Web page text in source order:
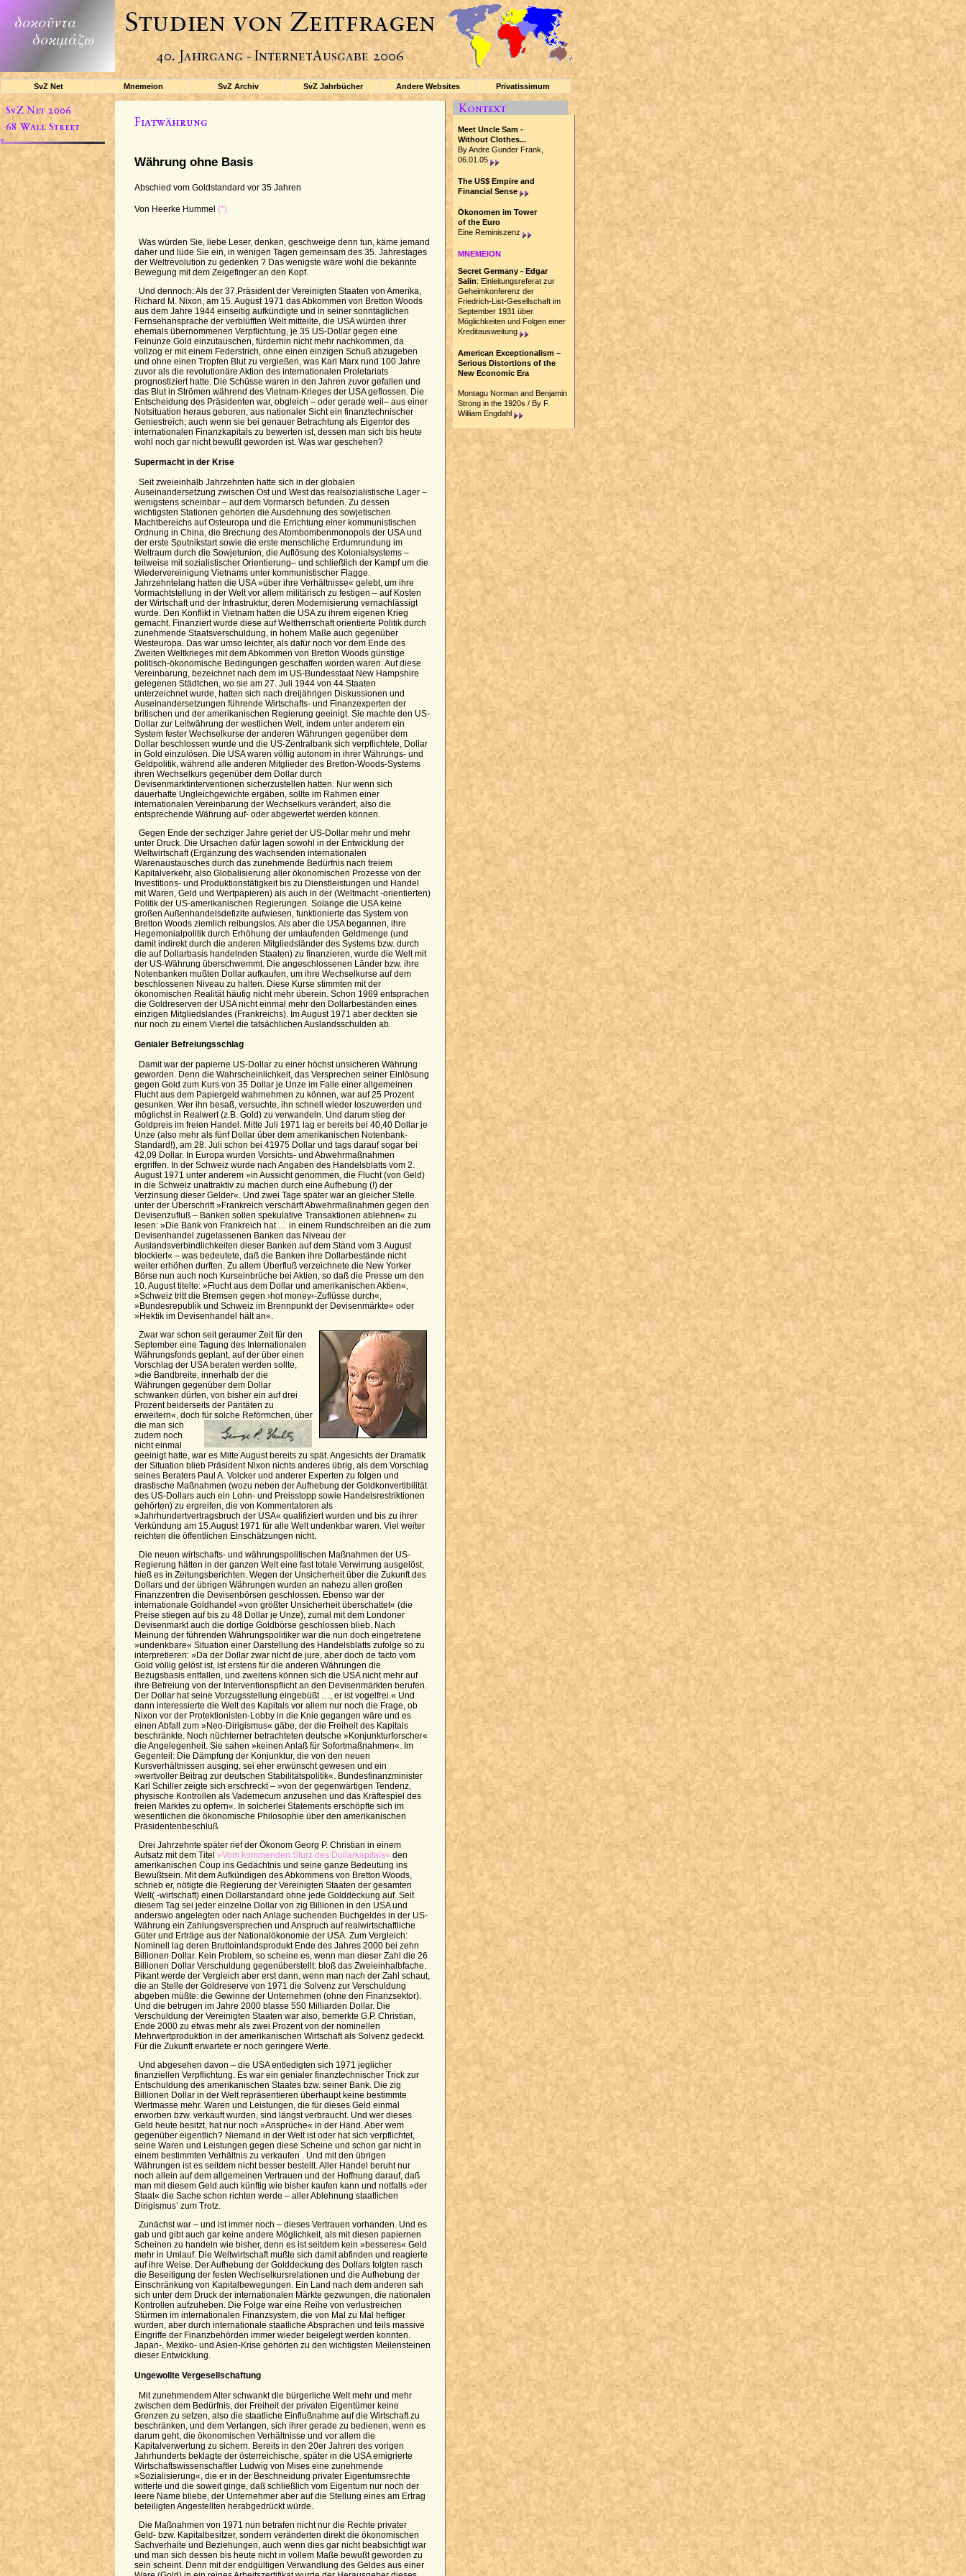
SvZ Net Mnemeion SvZ Archiv SvZ Jahrbücher Andere Websites Privatissimum
Währung ohne Basis
Abschied vom Goldstandard vor 35 Jahren
Von Heerke Hummel (*)
Was würden Sie, liebe Leser, denken, geschweige denn tun, käme jemand
daher und lüde Sie ein, in wenigen Tagen gemeinsam des 35. Jahrestages
der Weltrevolution zu gedenken ? Das wenigste wäre wohl die bekannte
Bewegung mit dem Zeigefinger an den Kopf.
Und dennoch: Als der 37.Präsident der Vereinigten Staaten von Amerika,
Richard M. Nixon, am 15. August 1971 das Abkommen von Bretton Woods
aus dem Jahre 1944 einseitig aufkündigte und in seiner sonntäglichen
Fernsehansprache der verblüfften Welt mitteilte, die USA würden ihrer
ehemals übernommenen Verpflichtung, je 35 US-Dollar gegen eine
Feinunze Gold einzutauschen, fürderhin nicht mehr nachkommen, da
vollzog er mit einem Federstrich, ohne einen einzigen Schuß abzugeben
und ohne einen Tropfen Blut zu vergießen, was Karl Marx rund 100 Jahre
zuvor als die revolutionäre Aktion des internationalen Proletariats
prognostiziert hatte. Die Schüsse waren in den Jahren zuvor gefallen und
das Blut in Strömen während des Vietnam-Krieges der USA geflossen. Die
Entscheidung des Präsidenten war, obgleich – oder gerade weil– aus einer
Notsituation heraus geboren, aus nationaler Sicht ein finanztechnischer
Geniestreich; auch wenn sie bei genauer Betrachtung als Eigentor des
internationalen Finanzkapitals zu bewerten ist, dessen man sich bis heute
wohl noch gar nicht bewußt geworden ist. Was war geschehen?
Supermacht in der Krise
Seit zweieinhalb Jahrzehnten hatte sich in der globalen
Auseinandersetzung zwischen Ost und West das realsozialistische Lager –
wenigstens scheinbar – auf dem Vormarsch befunden. Zu dessen
wichtigsten Stationen gehörten die Ausdehnung des sowjetischen
Machtbereichs auf Osteuropa und die Errichtung einer kommunistischen
Ordnung in China, die Brechung des Atombombenmonopols der USA und
der erste Sputnikstart sowie die erste menschliche Erdumrundung im
Weltraum durch die Sowjetunion, die Auflösung des Kolonialsystems –
teilweise mit sozialistischer Orientierung– und schließlich der Kampf um die
Wiedervereinigung Vietnams unter kommunistischer Flagge.
Jahrzehntelang hatten die USA »über ihre Verhältnisse« gelebt, um ihre
Vormachtstellung in der Welt vor allem militärisch zu festigen – auf Kosten
der Wirtschaft und der Infrastruktur, deren Modernisierung vernachlässigt
wurde. Den Konflikt in Vietnam hatten die USA zu ihrem eigenen Krieg
gemacht. Finanziert wurde diese auf Weltherrschaft orientierte Politik durch
zunehmende Staatsverschuldung, in hohem Maße auch gegenüber
Westeuropa. Das war umso leichter, als dafür noch vor dem Ende des
Zweiten Weltkrieges mit dem Abkommen von Bretton Woods günstige
politisch-ökonomische Bedingungen geschaffen worden waren. Auf diese
Vereinbarung, bezeichnet nach dem im US-Bundesstaat New Hampshire
gelegenen Städtchen, wo sie am 27. Juli 1944 von 44 Staaten
unterzeichnet wurde, hatten sich nach dreijährigen Diskussionen und
Auseinandersetzungen führende Wirtschafts- und Finanzexperten der
britischen und der amerikanischen Regierung geeinigt. Sie machte den US-
Dollar zur Leitwährung der westlichen Welt, indem unter anderem ein
System fester Wechselkurse der anderen Währungen gegenüber dem
Dollar beschlossen wurde und die US-Zentralbank sich verpflichtete, Dollar
in Gold einzulösen. Die USA waren völlig autonom in ihrer Währungs- und
Geldpolitik, während alle anderen Mitglieder des Bretton-Woods-Systems
ihren Wechselkurs gegenüber dem Dollar durch
Devisenmarktinterventionen sicherzustellen hatten. Nur wenn sich
dauerhafte Ungleichgewichte ergäben, sollte im Rahmen einer
internationalen Vereinbarung der Wechselkurs verändert, also die
entsprechende Währung auf- oder abgewertet werden können.
Gegen Ende der sechziger Jahre geriet der US-Dollar mehr und mehr
unter Druck. Die Ursachen dafür lagen sowohl in der Entwicklung der
Weltwirtschaft (Ergänzung des wachsenden internationalen
Warenaustausches durch das zunehmende Bedürfnis nach freiem
Kapitalverkehr, also Globalisierung aller ökonomischen Prozesse von der
Investitions- und Produktionstätigkeit bis zu Dienstleistungen und Handel
mit Waren, Geld und Wertpapieren) als auch in der (Weltmacht -orientierten)
Politik der US-amerikanischen Regierungen. Solange die USA keine
großen Außenhandelsdefizite aufwiesen, funktionierte das System von
Bretton Woods ziemlich reibungslos. Als aber die USA begannen, ihre
Hegemonialpolitik durch Erhöhung der umlaufenden Geldmenge (und
damit indirekt durch die anderen Mitgliedsländer des Systems bzw. durch
die auf Dollarbasis handelnden Staaten) zu finanzieren, wurde die Welt mit
der US-Währung überschwemmt. Die angeschlossenen Länder bzw. ihre
Notenbanken mußten Dollar aufkaufen, um ihre Wechselkurse auf dem
beschlossenen Niveau zu halten. Diese Kurse stimmten mit der
ökonomischen Realität häufig nicht mehr überein. Schon 1969 entsprachen
die Goldreserven der USA nicht einmal mehr den Dollarbeständen eines
einzigen Mitgliedslandes (Frankreichs). Im August 1971 aber deckten sie
nur noch zu einem Viertel die tatsächlichen Auslandsschulden ab.
Genialer Befreiungsschlag
Damit war der papierne US-Dollar zu einer höchst unsicheren Währung
geworden. Denn die Wahrscheinlichkeit, das Versprechen seiner Einlösung
gegen Gold zum Kurs von 35 Dollar je Unze im Falle einer allgemeinen
Flucht aus dem Papiergeld wahrnehmen zu können, war auf 25 Prozent
gesunken. Wer ihn besaß, versuchte, ihn schnell wieder loszuwerden und
möglichst in Realwert (z.B. Gold) zu verwandeln. Und darum stieg der
Goldpreis im freien Handel. Mitte Juli 1971 lag er bereits bei 40,40 Dollar je
Unze (also mehr als fünf Dollar über dem amerikanischen Notenbank-
Standard!), am 28. Juli schon bei 41975 Dollar und tags darauf sogar bei
42,09 Dollar. In Europa wurden Vorsichts- und Abwehrmaßnahmen
ergriffen. In der Schweiz wurde nach Angaben des Handelsblatts vom 2.
August 1971 unter anderem »in Aussicht genommen, die Flucht (von Geld)
in die Schweiz unattraktiv zu machen durch eine Aufhebung (!) der
Verzinsung dieser Gelder«. Und zwei Tage später war an gleicher Stelle
unter der Überschrift »Frankreich verschärft Abwehrmaßnahmen gegen den
Devisenzufluß – Banken sollen spekulative Transaktionen ablehnen« zu
lesen: »Die Bank von Frankreich hat … in einem Rundschreiben an die zum
Devisenhandel zugelassenen Banken das Niveau der
Auslandsverbindlichkeiten dieser Banken auf dem Stand vom 3.August
blockiert« – was bedeutete, daß die Banken ihre Dollarbestände nicht
weiter erhöhen durften. Zu allem Überfluß verzeichnete die New Yorker
Börse nun auch noch Kurseinbrüche bei Aktien, so daß die Presse um den
10. August titelte: »Flucht aus dem Dollar und amerikanischen Aktien«,
»Schweiz tritt die Bremsen gegen ›hot money‹-Zuflüsse durch«,
»Bundesrepublik und Schweiz im Brennpunkt der Devisenmärkte« oder
»Hektik im Devisenhandel hält an«.
Zwar war schon seit geraumer Zeit für den
September eine Tagung des Internationalen
Währungsfonds geplant, auf der über einen
Vorschlag der USA beraten werden sollte,
»die Bandbreite, innerhalb der die
Währungen gegenüber dem Dollar
schwanken dürfen, von bisher ein auf drei
Prozent beiderseits der Paritäten zu
erweitern«, doch für solche Reförmchen, über
die man sich
zudem noch
nicht einmal
geeinigt hatte, war es Mitte August bereits zu spät. Angesichts der Dramatik
der Situation blieb Präsident Nixon nichts anderes übrig, als dem Vorschlag
seines Beraters Paul A. Volcker und anderer Experten zu folgen und
drastische Maßnahmen (wozu neben der Aufhebung der Goldkonvertibilität
des US-Dollars auch ein Lohn- und Preisstopp sowie Handelsrestriktionen
gehörten) zu ergreifen, die von Kommentatoren als
»Jahrhundertvertragsbruch der USA« qualifiziert wurden und bis zu ihrer
Verkündung am 15.August 1971 für alle Welt undenkbar waren. Viel weiter
reichten die öffentlichen Einschätzungen nicht.
Die neuen wirtschafts- und währungspolitischen Maßnahmen der US-
Regierung hätten in der ganzen Welt eine fast totale Verwirrung ausgelöst,
hieß es in Zeitungsberichten. Wegen der Unsicherheit über die Zukunft des
Dollars und der übrigen Währungen wurden an nahezu allen großen
Finanzzentren die Devisenbörsen geschlossen. Ebenso war der
internationale Goldhandel »von größter Unsicherheit überschattet« (die
Preise stiegen auf bis zu 48 Dollar je Unze), zumal mit dem Londoner
Devisenmarkt auch die dortige Goldbörse geschlossen blieb. Nach
Meinung der führenden Währungspolitiker war die nun doch eingetretene
»undenkbare« Situation einer Darstellung des Handelsblatts zufolge so zu
interpretieren: »Da der Dollar zwar nicht de jure, aber doch de facto vom
Gold völlig gelöst ist, ist erstens für die anderen Währungen die
Bezugsbasis entfallen, und zweitens können sich die USA nicht mehr auf
ihre Befreiung von der Interventionspflicht an den Devisenmärkten berufen.
Der Dollar hat seine Vorzugsstellung eingebüßt …, er ist vogelfrei.« Und
dann interessierte die Welt des Kapitals vor allem nur noch die Frage, ob
Nixon vor der Protektionisten-Lobby in die Knie gegangen wäre und es
einen Abfall zum »Neo-Dirigismus« gäbe, der die Freiheit des Kapitals
beschränkte. Noch nüchterner betrachteten deutsche »Konjunkturforscher«
die Angelegenheit. Sie sahen »keinen Anlaß für Sofortmaßnahmen«. Im
Gegenteil: Die Dämpfung der Konjunktur, die von den neuen
Kursverhältnissen ausging, sei eher erwünscht gewesen und ein
»wertvoller Beitrag zur deutschen Stabilitätspolitik«. Bundesfinanzminister
Karl Schiller zeigte sich erschreckt – »von der gegenwärtigen Tendenz,
physische Kontrollen als Vademecum anzusehen und das Kräftespiel des
freien Marktes zu opfern«. In solcherlei Statements erschöpfte sich im
wesentlichen die ökonomische Philosophie über den amerikanischen
Präsidentenbeschluß.
Drei Jahrzehnte später rief der Ökonom Georg P. Christian in einem
Aufsatz mit dem Titel »Vom kommenden Sturz des Dollarkapitals« den
amerikanischen Coup ins Gedächtnis und seine ganze Bedeutung ins
Bewußtsein. Mit dem Aufkündigen des Abkommens von Bretton Woods,
schrieb er, nötigte die Regierung der Vereinigten Staaten der gesamten
Welt( -wirtschaft) einen Dollarstandard ohne jede Golddeckung auf. Seit
diesem Tag sei jeder einzelne Dollar von zig Billionen in den USA und
anderswo angelegten oder nach Anlage suchenden Buchgeldes in der US-
Währung ein Zahlungsversprechen und Anspruch auf realwirtschaftliche
Güter und Erträge aus der Nationalökonomie der USA. Zum Vergleich:
Nominell lag deren Bruttoinlandsprodukt Ende des Jahres 2000 bei zehn
Billionen Dollar. Kein Problem, so scheine es, wenn man dieser Zahl die 26
Billionen Dollar Verschuldung gegenüberstellt: bloß das Zweieinhalbfache.
Pikant werde der Vergleich aber erst dann, wenn man nach der Zahl schaut,
die an Stelle der Goldreserve von 1971 die Solvenz zur Verschuldung
abgeben müßte: die Gewinne der Unternehmen (ohne den Finanzsektor).
Und die betrugen im Jahre 2000 blasse 550 Milliarden Dollar. Die
Verschuldung der Vereinigten Staaten war also, bemerkte G.P. Christian,
Ende 2000 zu etwas mehr als zwei Prozent von der nominellen
Mehrwertproduktion in der amerikanischen Wirtschaft als Solvenz gedeckt.
Für die Zukunft erwartete er noch geringere Werte.
Und abgesehen davon – die USA entledigten sich 1971 jeglicher
finanziellen Verpflichtung. Es war ein genialer finanztechnischer Trick zur
Entschuldung des amerikanischen Staates bzw. seiner Bank. Die zig
Billionen Dollar in der Welt repräsentieren überhaupt keine bestimmte
Wertmasse mehr. Waren und Leistungen, die für dieses Geld einmal
erworben bzw. verkauft wurden, sind längst verbraucht. Und wer dieses
Geld heute besitzt, hat nur noch »Ansprüche« in der Hand. Aber wem
gegenüber eigentlich? Niemand in der Welt ist oder hat sich verpflichtet,
seine Waren und Leistungen gegen diese Scheine und schon gar nicht in
einem bestimmten Verhältnis zu verkaufen . Und mit den übrigen
Währungen ist es seitdem nicht besser bestellt. Aller Handel beruht nur
noch allein auf dem allgemeinen Vertrauen und der Hoffnung darauf, daß
man mit diesem Geld auch künftig wie bisher kaufen kann und notfalls »der
Staat« die Sache schon richten werde – aller Ablehnung staatlichen
Dirigismus’ zum Trotz.
Zunächst war – und ist immer noch – dieses Vertrauen vorhanden. Und es
gab und gibt auch gar keine andere Möglichkeit, als mit diesen papiernen
Scheinen zu handeln wie bisher, denn es ist seitdem kein »besseres« Geld
mehr in Umlauf. Die Weltwirtschaft mußte sich damit abfinden und reagierte
auf ihre Weise. Der Aufhebung der Golddeckung des Dollars folgten rasch
die Beseitigung der festen Wechselkursrelationen und die Aufhebung der
Einschränkung von Kapitalbewegungen. Ein Land nach dem anderen sah
sich unter dem Druck der internationalen Märkte gezwungen, die nationalen
Kontrollen aufzuheben. Die Folge war eine Reihe von verlustreichen
Stürmen im internationalen Finanzsystem, die von Mal zu Mal heftiger
wurden, aber durch internationale staatliche Absprachen und teils massive
Eingriffe der Finanzbehörden immer wieder beigelegt werden konnten.
Japan-, Mexiko- und Asien-Krise gehörten zu den wichtigsten Meilensteinen
dieser Entwicklung.
Ungewollte Vergesellschaftung
Mit zunehmendem Alter schwankt die bürgerliche Welt mehr und mehr
zwischen dem Bedürfnis, der Freiheit der privaten Eigentümer keine
Grenzen zu setzen, also die staatliche Einflußnahme auf die Wirtschaft zu
beschränken, und dem Verlangen, sich ihrer gerade zu bedienen, wenn es
darum geht, die ökonomischen Verhältnisse und vor allem die
Kapitalverwertung zu sichern. Bereits in den 20er Jahren des vorigen
Jahrhunderts beklagte der österreichische, später in die USA emigrierte
Wirtschaftswissenschaftler Ludwig von Mises eine zunehmende
»Sozialisierung«, die er in der Beschneidung privater Eigentumsrechte
witterte und die soweit ginge, daß schließlich vom Eigentum nur noch der
leere Name bliebe, der Unternehmer aber auf die Stellung eines am Ertrag
beteiligten Angestellten herabgedrückt würde.
Die Maßnahmen von 1971 nun betrafen nicht nur die Rechte privater
Geld- bzw. Kapitalbesitzer, sondern veränderten direkt die ökonomischen
Sachverhalte und Beziehungen, auch wenn dies gar nicht beabsichtigt war
und man sich dessen bis heute nicht in vollem Maße bewußt geworden zu
sein scheint. Denn mit der endgültigen Verwandlung des Geldes aus einer
Meet Uncle Sam -
Without Clothes...
By Andre Gunder Frank,
06.01.05
The US$ Empire and
Financial Sense
Ökonomen im Tower
of the Euro
Eine Reminiszenz
MNEMEION
Secret Germany - Edgar
Salin: Einleitungsreferat zur
Geheimkonferenz der
Friedrich-List-Gesellschaft im
September 1931 über
Möglichkeiten und Folgen einer
Kreditausweitung
American Exceptionalism –
Serious Distortions of the
New Economic Era
Montagu Norman and Benjamin
Strong in the 1920s / By F.
William Engdahl